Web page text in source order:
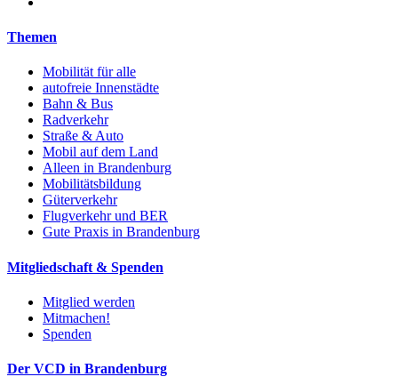
Themen
Mobilität für alle
autofreie Innenstädte
Bahn & Bus
Radverkehr
Straße & Auto
Mobil auf dem Land
Alleen in Brandenburg
Mobilitätsbildung
Güterverkehr
Flugverkehr und BER
Gute Praxis in Brandenburg
Mitgliedschaft & Spenden
Mitglied werden
Mitmachen!
Spenden
Der VCD in Brandenburg